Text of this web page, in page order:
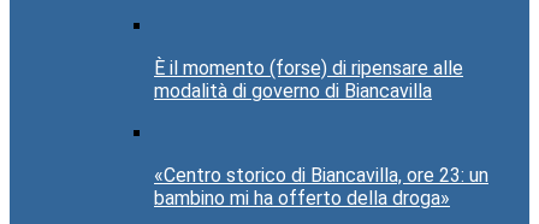
È il momento (forse) di ripensare alle
modalità di governo di Biancavilla
«Centro storico di Biancavilla, ore 23: un
bambino mi ha offerto della droga»